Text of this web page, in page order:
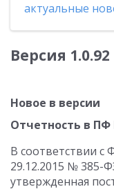
актуальные
Версия 1.0.92
Новое в версии
Отчетность в
В соответствии
29.12.2015 № 385-
утвержденная